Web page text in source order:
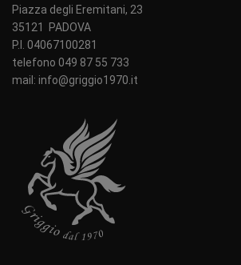
Piazza degli Eremitani, 23
35121 PADOVA
P.I. 04067100281
telefono 049 87 55 733
mail: info@griggio1970.it